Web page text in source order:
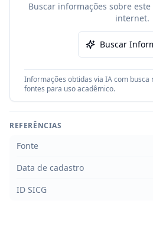
Buscar informações sobre
internet.
Buscar
Informações obtidas via IA com busca
fontes para uso acadêmico.
REFERÊNCIAS
Fonte
Data de cadastro
ID SICG